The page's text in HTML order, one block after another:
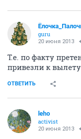
guru
20 июня 2013
Т.е. по факту
привезли к
ОТВЕТИТЬ
leho
activist
20 июня 2013